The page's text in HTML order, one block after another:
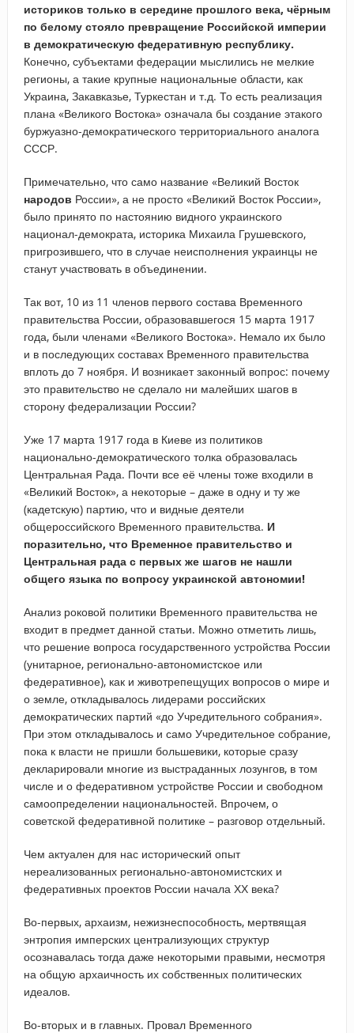
историков только в середине прошлого века, чёрным
по белому стояло превращение Российской империи
в демократическую федеративную республику.
Конечно, субъектами федерации мыслились не мелкие
регионы, а такие крупные национальные области, как
Украина, Закавказье, Туркестан и т.д. То есть реализация
плана «Великого Востока» означала бы создание этакого
буржуазно-демократического территориального аналога
СССР.
Примечательно, что само название «Великий Восток
народов России», а не просто «Великий Восток России»,
было принято по настоянию видного украинского
национал-демократа, историка Михаила Грушевского,
пригрозившего, что в случае неисполнения украинцы не
станут участвовать в объединении.
Так вот, 10 из 11 членов первого состава Временного
правительства России, образовавшегося 15 марта 1917
года, были членами «Великого Востока». Немало их было
и в последующих составах Временного правительства
вплоть до 7 ноября. И возникает законный вопрос: почему
это правительство не сделало ни малейших шагов в
сторону федерализации России?
Уже 17 марта 1917 года в Киеве из политиков
национально-демократического толка образовалась
Центральная Рада. Почти все её члены тоже входили в
«Великий Восток», а некоторые – даже в одну и ту же
(кадетскую) партию, что и видные деятели
общероссийского Временного правительства. И
поразительно, что Временное правительство и
Центральная рада с первых же шагов не нашли
общего языка по вопросу украинской автономии!
Анализ роковой политики Временного правительства не
входит в предмет данной статьи. Можно отметить лишь,
что решение вопроса государственного устройства России
(унитарное, регионально-автономистское или
федеративное), как и животрепещущих вопросов о мире и
о земле, откладывалось лидерами российских
демократических партий «до Учредительного собрания».
При этом откладывалось и само Учредительное собрание,
пока к власти не пришли большевики, которые сразу
декларировали многие из выстраданных лозунгов, в том
числе и о федеративном устройстве России и свободном
самоопределении национальностей. Впрочем, о
советской федеративной политике – разговор отдельный.
Чем актуален для нас исторический опыт
нереализованных регионально-автономистских и
федеративных проектов России начала ХХ века?
Во-первых, архаизм, нежизнеспособность, мертвящая
энтропия имперских централизующих структур
осознавалась тогда даже некоторыми правыми, несмотря
на общую архаичность их собственных политических
идеалов.
Во-вторых и в главных. Провал Временного